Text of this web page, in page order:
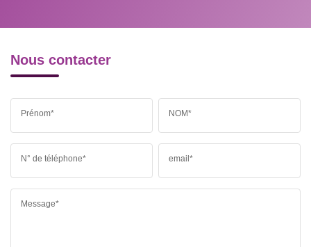
Nous contacter
Prénom* NOM*
N° de téléphone* email*
Message*